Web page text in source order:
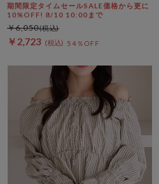
期間限定タイムセールSALE価格から更に
10%OFF! 8/10 10:00まで
￥2,723 54％OFF
￥6,050